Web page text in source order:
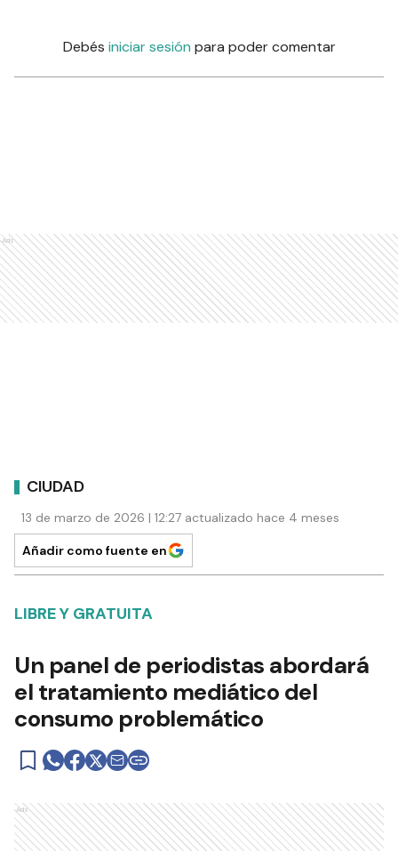
Debés iniciar sesión para poder comentar
Ads
CIUDAD
13 de marzo de 2026 | 12:27 actualizado hace 4 meses
Añadir como fuente en
LIBRE Y GRATUITA
Un panel de periodistas abordará
el tratamiento mediático del
consumo problemático
Ads